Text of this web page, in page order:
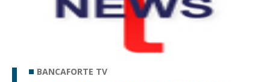
BANCAFORTE TV